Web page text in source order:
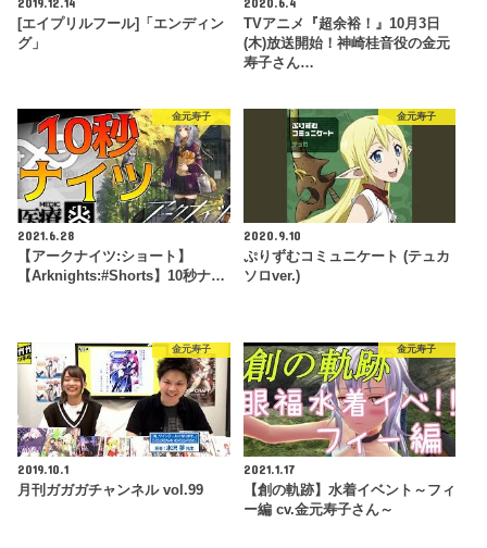
[エイプリルフール]「エンディン
グ」
TVアニメ『超余裕！』10月3日
(木)放送開始！神崎桂音役の金元
寿子さん…
金元寿子
2021.6.28
【アークナイツ:ショート】
【Arknights:#Shorts】10秒ナ…
金元寿子
2020.9.10
ぷりずむコミュニケート (テュカ
ソロver.)
金元寿子
2019.10.1
月刊ガガガチャンネル vol.99
金元寿子
2021.1.17
【創の軌跡】水着イベント～フィ
ー編 cv.金元寿子さん～